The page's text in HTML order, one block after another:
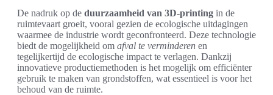
De nadruk op de duurzaamheid van 3D-printing in de
ruimtevaart groeit, vooral gezien de ecologische uitdagingen
waarmee de industrie wordt geconfronteerd. Deze technologie
biedt de mogelijkheid om afval te verminderen en
tegelijkertijd de ecologische impact te verlagen. Dankzij
innovatieve productiemethoden is het mogelijk om efficiënter
gebruik te maken van grondstoffen, wat essentieel is voor het
behoud van de ruimte.